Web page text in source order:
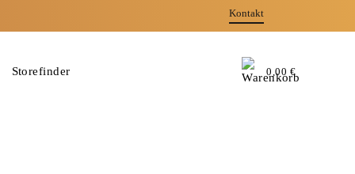
Kontakt
Storefinder 0,00 €